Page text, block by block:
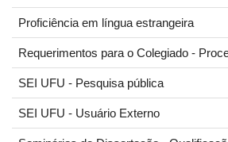
Proficiência em língua estrangeira
Requerimentos para o Colegiado -
SEI UFU - Pesquisa pública
SEI UFU - Usuário Externo